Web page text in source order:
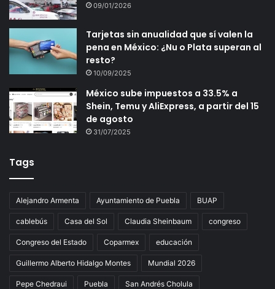
09/01/2026
Tarjetas sin anualidad que sí valen la
pena en México: ¿Nu o Plata superan al
resto?
10/09/2025
México sube impuestos a 33.5% a
Shein, Temu y AliExpress, a partir del 15
de agosto
31/07/2025
Tags
Alejandro Armenta Ayuntamiento de Puebla BUAP
cablebús Casa del Sol Claudia Sheinbaum congreso
Congreso del Estado Coparmex educación
Guillermo Alberto Hidalgo Montes Mundial 2026
Pepe Chedraui Puebla San Andrés Cholula